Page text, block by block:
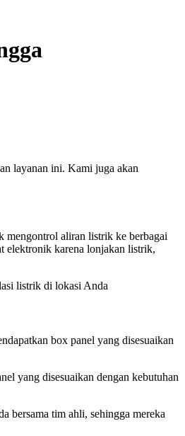
layanan ini. Kami juga akan
mengontrol aliran listrik ke berbagai
elektronik karena lonjakan listrik,
listrik di lokasi Anda
box panel yang disesuaikan
yang disesuaikan dengan kebutuhan
bersama tim ahli, sehingga mereka